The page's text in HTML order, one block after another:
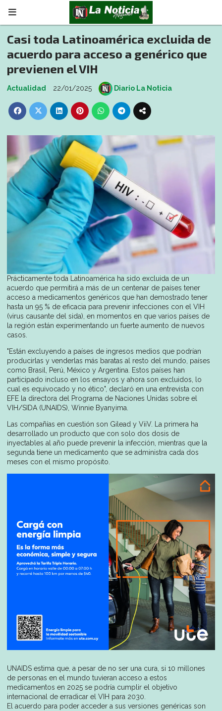
Casi toda Latinoamérica excluida de
acuerdo para acceso a genérico que
previenen el VIH
Actualidad 22/01/2025 Diario La Noticia
Prácticamente toda Latinoamérica ha sido excluida de un
acuerdo que permitirá a más de un centenar de países tener
acceso a medicamentos genéricos que han demostrado tener
hasta un 95 % de eficacia para prevenir infecciones con el VIH
(virus causante del sida), en momentos en que varios países de
la región están experimentando un fuerte aumento de nuevos
casos.
"Están excluyendo a países de ingresos medios que podrían
producirlas y venderlas más baratas al resto del mundo, países
como Brasil, Perú, México y Argentina. Estos países han
participado incluso en los ensayos y ahora son excluidos, lo
cual es equivocado y no ético", declaró en una entrevista con
EFE la directora del Programa de Naciones Unidas sobre el
VIH/SIDA (UNAIDS), Winnie Byanyima.
Las compañías en cuestión son Gilead y ViiV. La primera ha
desarrollado un producto que con solo dos dosis de
inyectables al año puede prevenir la infección, mientras que la
segunda tiene un medicamento que se administra cada dos
meses con el mismo propósito.
UNAIDS estima que, a pesar de no ser una cura, si 10 millones
de personas en el mundo tuvieran acceso a estos
medicamentos en 2025 se podría cumplir el objetivo
internacional de erradicar el VIH para 2030.
El acuerdo para poder acceder a sus versiones genéricas son